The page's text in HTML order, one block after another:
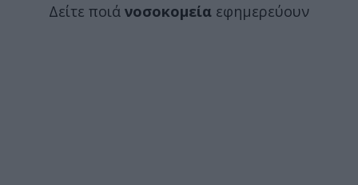
Δείτε ποιά νοσοκομεία εφημερεύουν